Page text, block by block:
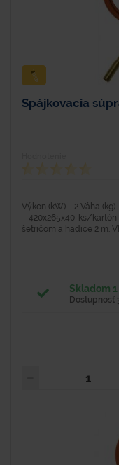
Spájkovacia
Výkon (kW) - 2 Váha
- 420x265x40 ks/
šetričom a hadice 2 m.
Skladom 1
Dostupnosť